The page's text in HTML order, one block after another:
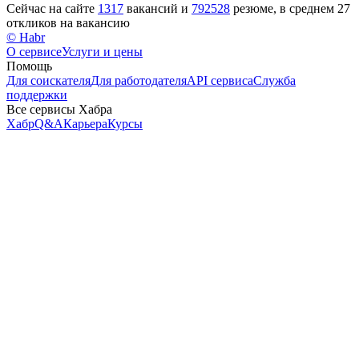
Сейчас на сайте 1317 вакансий и 792528 резюме, в среднем 27
откликов на вакансию
© Habr
О сервисеУслуги и цены
Помощь
Для соискателяДля работодателяAPI сервисаСлужба
поддержки
Все сервисы Хабра
ХабрQ&AКарьераКурсы